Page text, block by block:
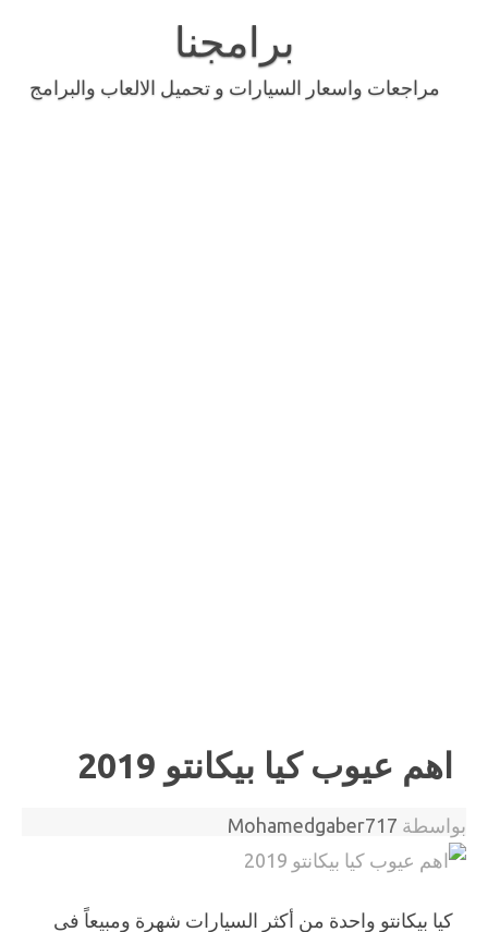
برامجنا
مراجعات واسعار السيارات و تحميل الالعاب والبرامج
اهم عيوب كيا بيكانتو 2019
بواسطة Mohamedgaber717
كيا بيكانتو واحدة من أكثر السيارات شهرة ومبيعاً فى